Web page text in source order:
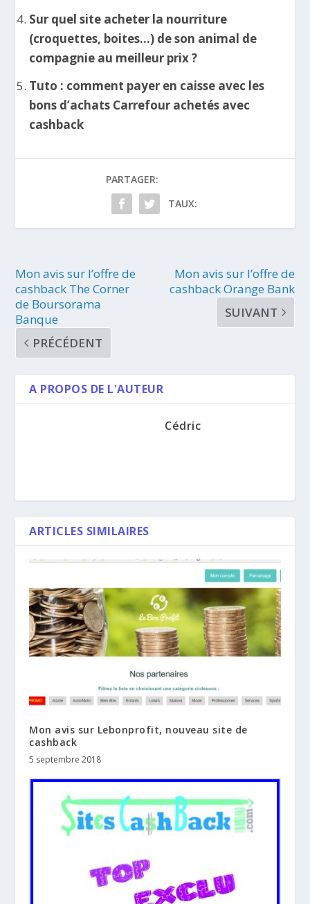
Sur quel site acheter la nourriture
(croquettes, boites…) de son animal de
compagnie au meilleur prix ?
Tuto : comment payer en caisse avec les
bons d’achats Carrefour achetés avec
cashback
PARTAGER:
TAUX:
Mon avis sur l’offre de
cashback The Corner
de Boursorama
Banque
PRÉCÉDENT
Mon avis sur l’offre de
cashback Orange Bank
SUIVANT
A PROPOS DE L'AUTEUR
Cédric
ARTICLES SIMILAIRES
Mon avis sur Lebonprofit, nouveau site de
cashback
5 septembre 2018